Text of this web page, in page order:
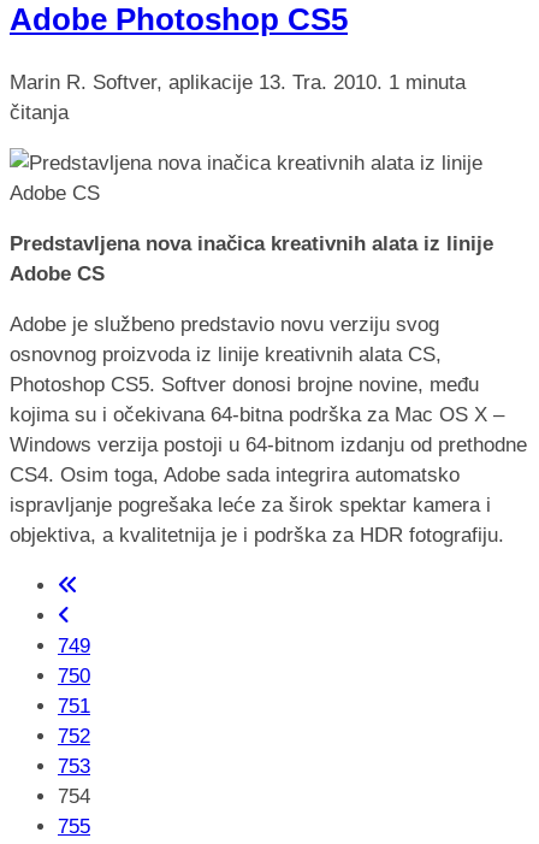
Adobe Photoshop CS5
Marin R. Softver, aplikacije 13. Tra. 2010. 1 minuta
čitanja
Predstavljena nova inačica kreativnih alata iz linije
Adobe CS
Adobe je službeno predstavio novu verziju svog
osnovnog proizvoda iz linije kreativnih alata CS,
Photoshop CS5. Softver donosi brojne novine, među
kojima su i očekivana 64-bitna podrška za Mac OS X –
Windows verzija postoji u 64-bitnom izdanju od prethodne
CS4. Osim toga, Adobe sada integrira automatsko
ispravljanje pogrešaka leće za širok spektar kamera i
objektiva, a kvalitetnija je i podrška za HDR fotografiju.
749
750
751
752
753
754
755